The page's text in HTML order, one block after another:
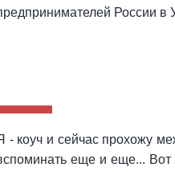
России в
- коуч и сейчас прохожу
еще и еще... Вот